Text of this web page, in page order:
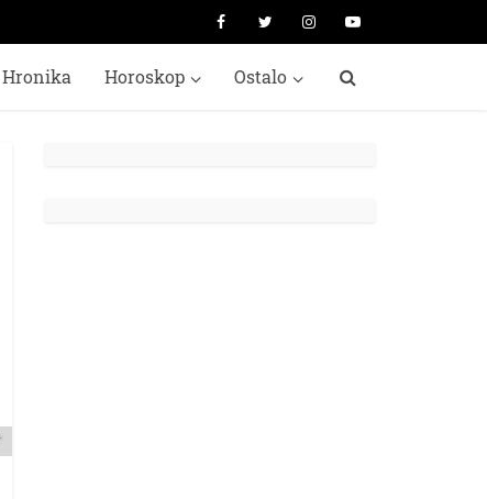
Hronika Horoskop Ostalo